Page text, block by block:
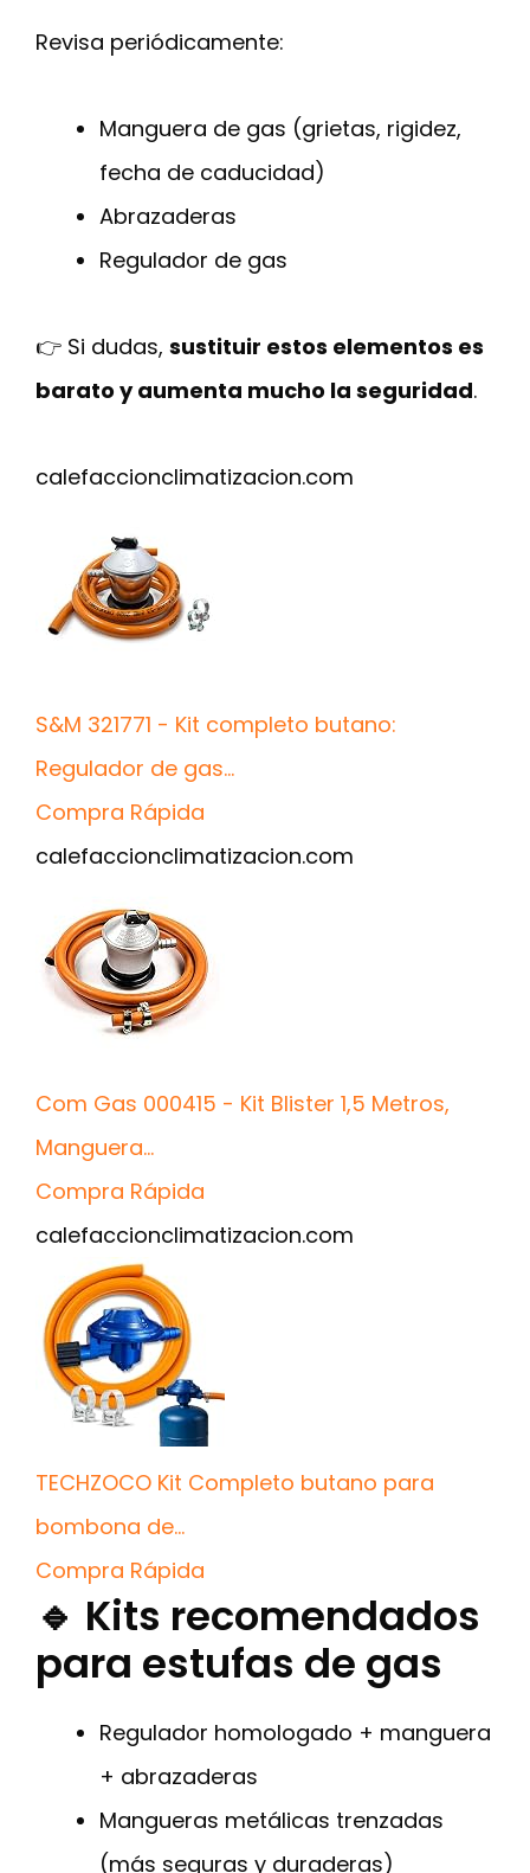
Revisa periódicamente:
Manguera de gas (grietas, rigidez,
fecha de caducidad)
Abrazaderas
Regulador de gas
👉 Si dudas, sustituir estos elementos es
barato y aumenta mucho la seguridad.
calefaccionclimatizacion.com
S&M 321771 - Kit completo butano:
Regulador de gas...
Compra Rápida
calefaccionclimatizacion.com
Com Gas 000415 - Kit Blister 1,5 Metros,
Manguera...
Compra Rápida
calefaccionclimatizacion.com
TECHZOCO Kit Completo butano para
bombona de...
Compra Rápida
🔹 Kits recomendados
para estufas de gas
Regulador homologado + manguera
+ abrazaderas
Mangueras metálicas trenzadas
(más seguras y duraderas)